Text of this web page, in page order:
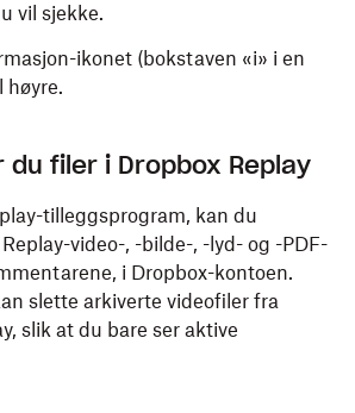
vil sjekke.
ikonet (bokstaven «i» i en
høyre.
du filer i Dropbox Replay
tilleggsprogram, kan du
video-, -bilde-, -lyd- og -PDF-
i Dropbox-kontoen.
slette arkiverte videofiler fra
slik at du bare ser aktive